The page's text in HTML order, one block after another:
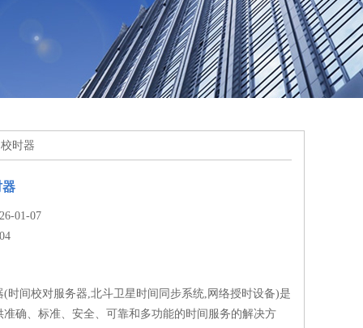
时器
器
01-07
(时间校对服务器,北斗卫星时间同步系统,网络授时设备)是
准确、标准、安全、可靠和多功能的时间服务的解决方